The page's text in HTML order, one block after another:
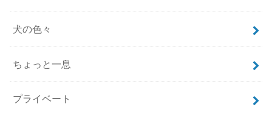
犬の色々
ちょっと一息
プライベート